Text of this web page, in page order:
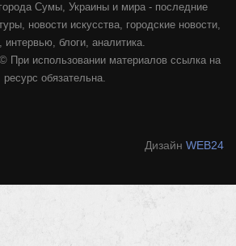
Сумы, Украины и мира - последние
новости искусства, городские новости,
блоги, аналитика.
При использовании материалов ссылка на
ресурс обязательна.
Дизайн WEB24